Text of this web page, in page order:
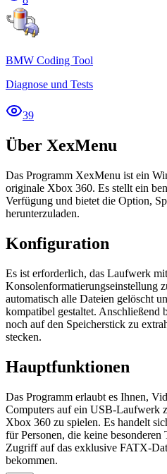
BMW Coding Tool
Diagnose und Tests
39
Über XexMenu
Das Programm XexMenu ist ein
originale Xbox 360. Es stellt ein
Verfügung und bietet die Option,
herunterzuladen.
Konfiguration
Es ist erforderlich, das Laufwerk
Konsolenformatierungseinstellung
automatisch alle Dateien gelöscht
kompatibel gestaltet. Anschließend
noch auf den Speicherstick zu
stecken.
Hauptfunktionen
Das Programm erlaubt es Ihnen,
Computers auf ein USB-Laufwerk
Xbox 360 zu spielen. Es handelt
für Personen, die keine
Zugriff auf das exklusive FATX-
bekommen.